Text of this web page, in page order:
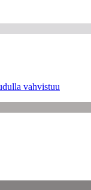
vahvistuu